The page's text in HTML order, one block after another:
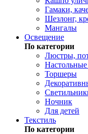
Гамаки,
Шезлонг,
Мангалы
Освещение
По категории
Люстры,
Торшеры
Ночник
Для детей
Текстиль
По категории